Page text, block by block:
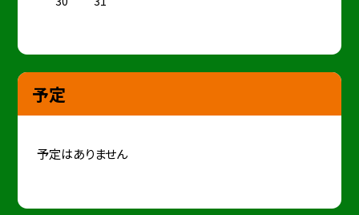
予定
予定はありません